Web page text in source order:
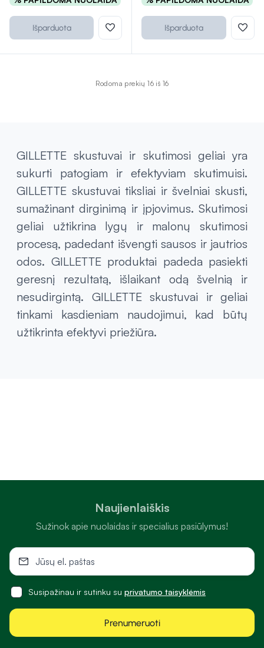
Išparduota Išparduota
Rodoma prekių 16 iš 16
GILLETTE skustuvai ir skutimosi geliai yra
sukurti patogiam ir efektyviam skutimuisi.
GILLETTE skustuvai tiksliai ir švelniai skusti,
sumažinant dirginimą ir įpjovimus. Skutimosi
geliai užtikrina lygų ir malonų skutimosi
procesą, padedant išvengti sausos ir jautrios
odos. GILLETTE produktai padeda pasiekti
geresnį rezultatą, išlaikant odą švelnią ir
nesudirgintą. GILLETTE skustuvai ir geliai
tinkami kasdieniam naudojimui, kad būtų
užtikrinta efektyvi priežiūra.
Naujienlaiškis
Sužinok apie nuolaidas ir specialius pasiūlymus!
Susipažinau ir sutinku su privatumo taisyklėmis
Prenumeruoti